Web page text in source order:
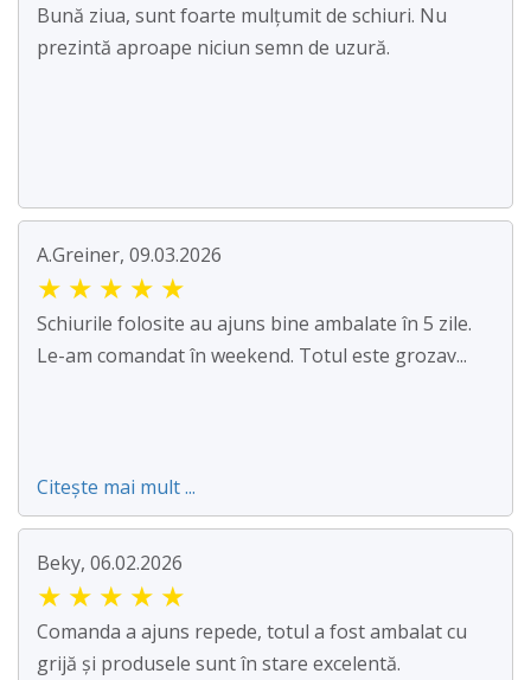
Bună ziua, sunt foarte mulțumit de schiuri. Nu
prezintă aproape niciun semn de uzură.
A.Greiner, 09.03.2026
★ ★ ★ ★ ★
Schiurile folosite au ajuns bine ambalate în 5 zile.
Le-am comandat în weekend. Totul este grozav...
Citește mai mult ...
Beky, 06.02.2026
★ ★ ★ ★ ★
Comanda a ajuns repede, totul a fost ambalat cu
grijă și produsele sunt în stare excelentă.